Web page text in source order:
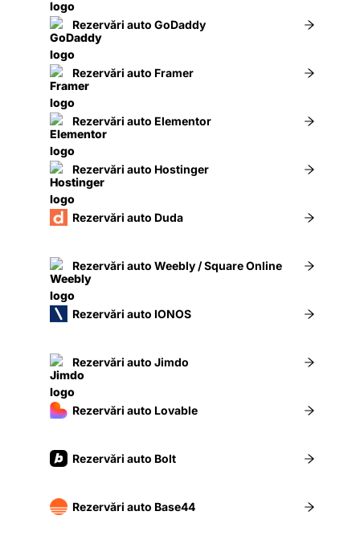
Rezervări auto GoDaddy
Rezervări auto Framer
Rezervări auto Elementor
Rezervări auto Hostinger
Rezervări auto Duda
Rezervări auto Weebly / Square Online
Rezervări auto IONOS
Rezervări auto Jimdo
Rezervări auto Lovable
Rezervări auto Bolt
Rezervări auto Base44